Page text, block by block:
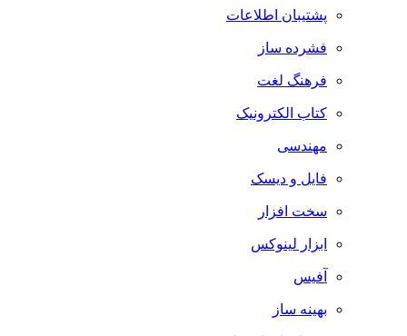
پشتیبان اطلاعات
فشرده ساز
فرهنگ لغت
کتاب الکترونیک
مهندسی
فایل و دیسک
سخت افزار
ابزار لینوکس
آفیس
بهینه ساز